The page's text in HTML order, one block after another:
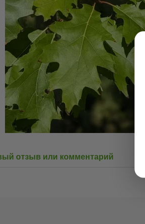
отзыв или комментарий